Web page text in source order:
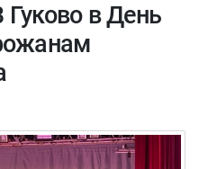
Гуково в День